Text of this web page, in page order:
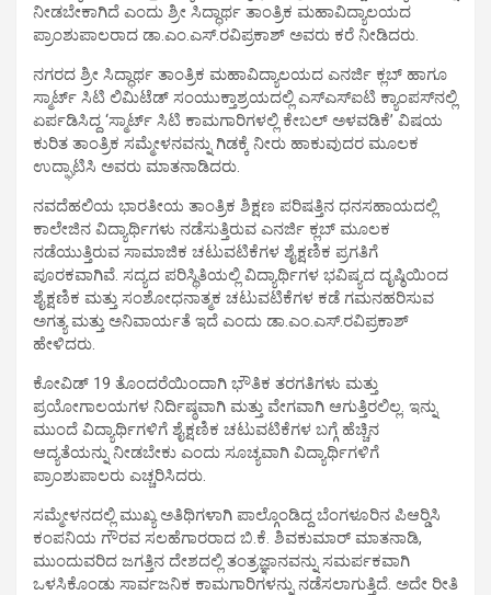
ನೀಡಬೇಕಾಗಿದೆ ಎಂದು ಶ್ರೀ ಸಿದ್ಧಾರ್ಥ ತಾಂತ್ರಿಕ ಮಹಾವಿದ್ಯಾಲಯದ
ಪ್ರಾಂಶುಪಾಲರಾದ ಡಾ.ಎಂ.ಎಸ್.ರವಿಪ್ರಕಾಶ್ ಅವರು ಕರೆ ನೀಡಿದರು.
ನಗರದ ಶ್ರೀ ಸಿದ್ಧಾರ್ಥ ತಾಂತ್ರಿಕ ಮಹಾವಿದ್ಯಾಲಯದ ಎನರ್ಜಿ ಕ್ಲಬ್ ಹಾಗೂ
ಸ್ಮಾರ್ಟ್ ಸಿಟಿ ಲಿಮಿಟೆಡ್ ಸಂಯುಕ್ತಾಶ್ರಯದಲ್ಲಿ ಎಸ್‍ಎಸ್‍ಐಟಿ ಕ್ಯಾಂಪಸ್‍ನಲ್ಲಿ
ಏರ್ಪಡಿಸಿದ್ದ ‘ಸ್ಮಾರ್ಟ್ ಸಿಟಿ ಕಾಮಗಾರಿಗಳಲ್ಲಿ ಕೇಬಲ್ ಅಳವಡಿಕೆ’ ವಿಷಯ
ಕುರಿತ ತಾಂತ್ರಿಕ ಸಮ್ಮೇಳನವನ್ನು ಗಿಡಕ್ಕೆ ನೀರು ಹಾಕುವುದರ ಮೂಲಕ
ಉದ್ಘಾಟಿಸಿ ಅವರು ಮಾತನಾಡಿದರು.
ನವದೆಹಲಿಯ ಭಾರತೀಯ ತಾಂತ್ರಿಕ ಶಿಕ್ಷಣ ಪರಿಷತ್ತಿನ ಧನಸಹಾಯದಲ್ಲಿ
ಕಾಲೇಜಿನ ವಿದ್ಯಾರ್ಥಿಗಳು ನಡೆಸುತ್ತಿರುವ ಎನರ್ಜಿ ಕ್ಲಬ್ ಮೂಲಕ
ನಡೆಯುತ್ತಿರುವ ಸಾಮಾಜಿಕ ಚಟುವಟಿಕೆಗಳ ಶೈಕ್ಷಣಿಕ ಪ್ರಗತಿಗೆ
ಪೂರಕವಾಗಿವೆ. ಸದ್ಯದ ಪರಿಸ್ಥಿತಿಯಲ್ಲಿ ವಿದ್ಯಾರ್ಥಿಗಳ ಭವಿಷ್ಯದ ದೃಷ್ಠಿಯಿಂದ
ಶೈಕ್ಷಣಿಕ ಮತ್ತು ಸಂಶೋಧನಾತ್ಮಕ ಚಟುವಟಿಕೆಗಳ ಕಡೆ ಗಮನಹರಿಸುವ
ಅಗತ್ಯ ಮತ್ತು ಅನಿವಾರ್ಯತೆ ಇದೆ ಎಂದು ಡಾ.ಎಂ.ಎಸ್.ರವಿಪ್ರಕಾಶ್
ಹೇಳಿದರು.
ಕೋವಿಡ್ 19 ತೊಂದರೆಯಿಂದಾಗಿ ಭೌತಿಕ ತರಗತಿಗಳು ಮತ್ತು
ಪ್ರಯೋಗಾಲಯಗಳ ನಿರ್ದಿಷ್ಠವಾಗಿ ಮತ್ತು ವೇಗವಾಗಿ ಆಗುತ್ತಿರಲಿಲ್ಲ. ಇನ್ನು
ಮುಂದೆ ವಿದ್ಯಾರ್ಥಿಗಳಿಗೆ ಶೈಕ್ಷಣಿಕ ಚಟುವಟಿಕೆಗಳ ಬಗ್ಗೆ ಹೆಚ್ಚಿನ
ಆದ್ಯತೆಯನ್ನು ನೀಡಬೇಕು ಎಂದು ಸೂಚ್ಯವಾಗಿ ವಿದ್ಯಾರ್ಥಿಗಳಿಗೆ
ಪ್ರಾಂಶುಪಾಲರು ಎಚ್ಚರಿಸಿದರು.
ಸಮ್ಮೇಳನದಲ್ಲಿ ಮುಖ್ಯ ಅತಿಥಿಗಳಾಗಿ ಪಾಲ್ಗೊಂಡಿದ್ದ ಬೆಂಗಳೂರಿನ ಪಿಆರ್‍ಡಿಸಿ
ಕಂಪನಿಯ ಗೌರವ ಸಲಹೆಗಾರರಾದ ಬಿ.ಕೆ. ಶಿವಕುಮಾರ್ ಮಾತನಾಡಿ,
ಮುಂದುವರಿದ ಜಗತ್ತಿನ ದೇಶದಲ್ಲಿ ತಂತ್ರಜ್ಞಾನವನ್ನು ಸಮರ್ಪಕವಾಗಿ
ಒಳಸಿಕೊಂಡು ಸಾರ್ವಜನಿಕ ಕಾಮಗಾರಿಗಳನ್ನು ನಡೆಸಲಾಗುತ್ತಿದೆ. ಅದೇ ರೀತಿ